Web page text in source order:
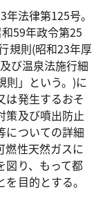
法律第125号。
59年政令第25
規則(昭和23年厚
び温泉法施行細
則」という。)に
は発生するおそ
策及び噴出防止
についての詳細
燃性天然ガスに
図り、もって都
目的とする。